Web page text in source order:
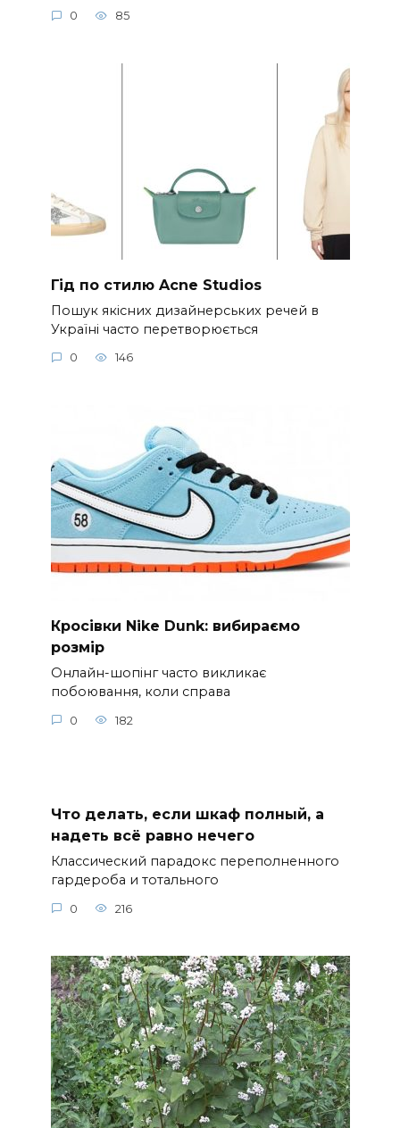
0 85
Гід по стилю Acne Studios
Пошук якісних дизайнерських речей в
Україні часто перетворюється
0 146
Кросівки Nike Dunk: вибираємо
розмір
Онлайн-шопінг часто викликає
побоювання, коли справа
0 182
Что делать, если шкаф полный, а
надеть всё равно нечего
Классический парадокс переполненного
гардероба и тотального
0 216